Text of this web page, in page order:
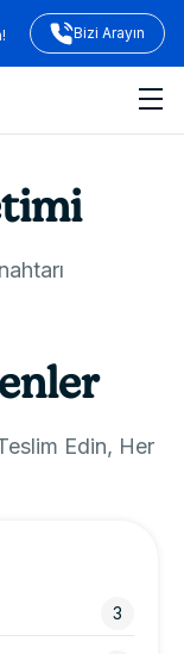
Bizi Arayın
Edin, Her
3